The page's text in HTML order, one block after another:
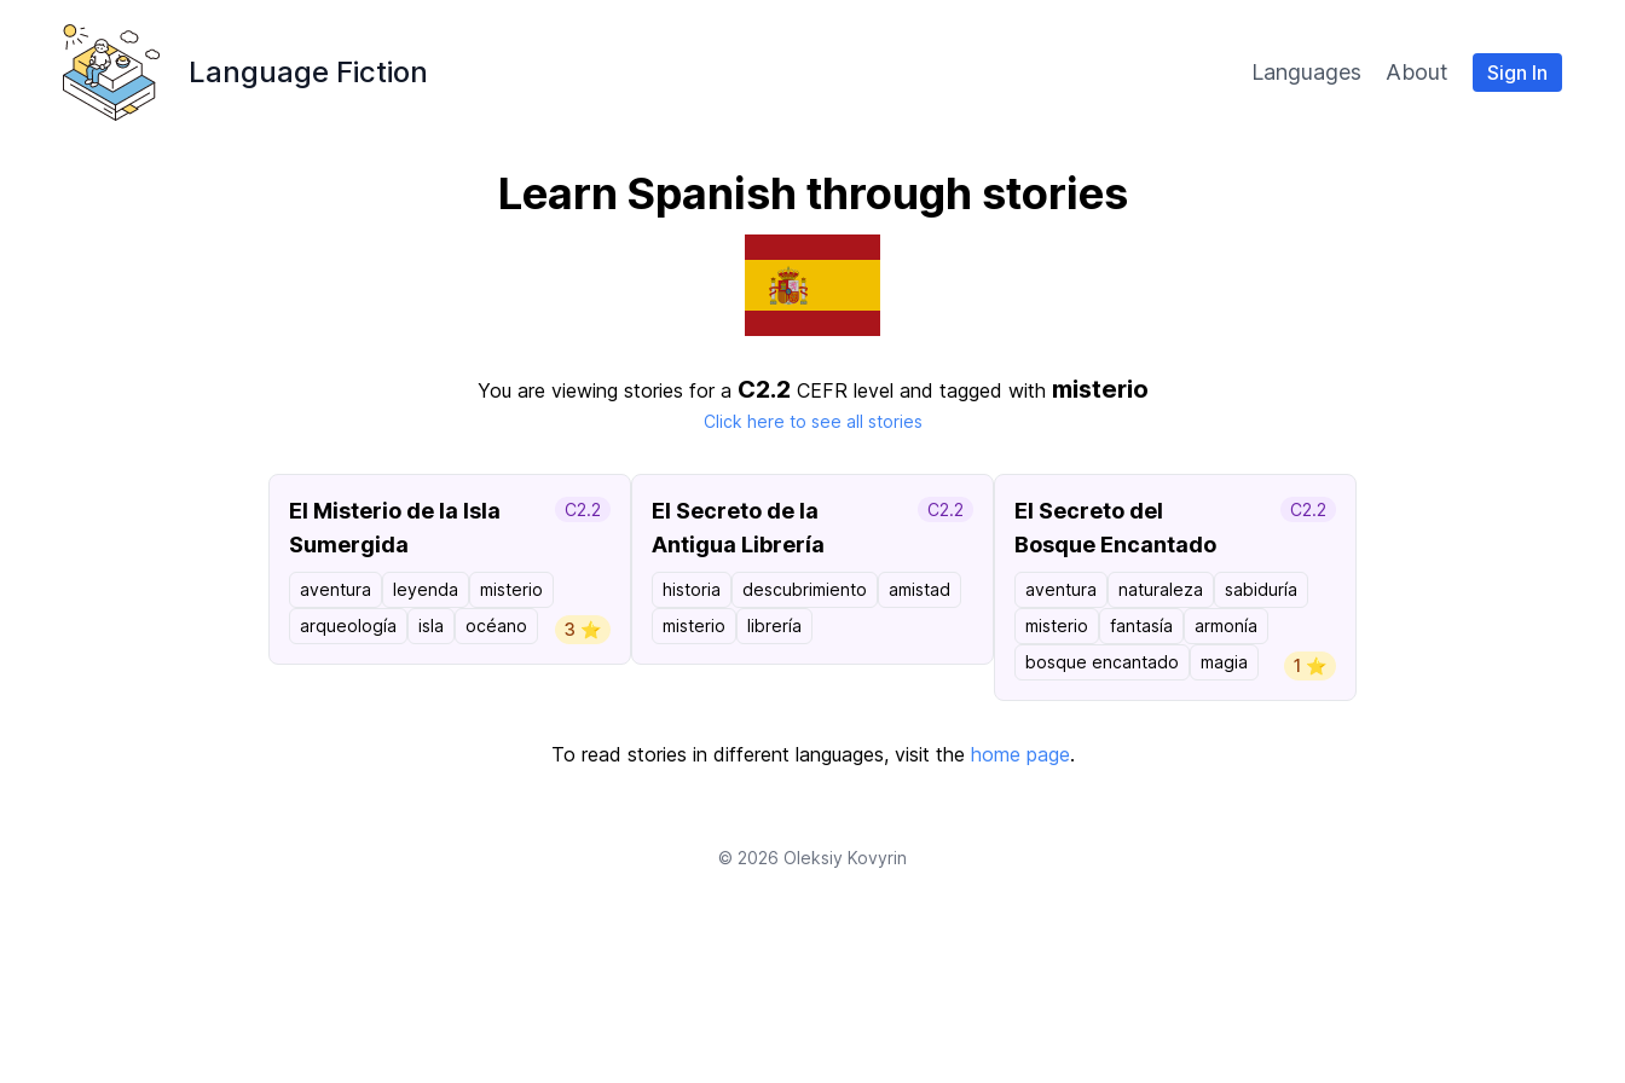
Language Fiction Languages About Sign In
Learn Spanish through stories
You are viewing stories for a C2.2 CEFR level and tagged with misterio
Click here to see all stories
El Misterio de la Isla
Sumergida
C2.2
aventura leyenda
misterio
arqueología
isla océano 3 ⭐️
El Secreto de la
Antigua Librería
C2.2
historia descubrimiento
amistad
misterio
librería
El Secreto del
Bosque Encantado
C2.2
aventura naturaleza
sabiduría
misterio
fantasía
armonía
bosque encantado
magia 1 ⭐️
To read stories in different languages, visit the home page.
© 2026 Oleksiy Kovyrin